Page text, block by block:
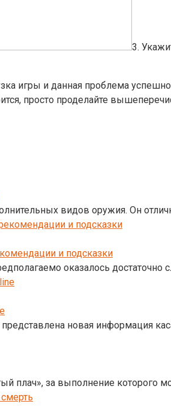
3.
игры и данная проблема
просто проделайте
видов оружия. Он
и подсказки
оказалось
новая информация
плач», за выполнение которого